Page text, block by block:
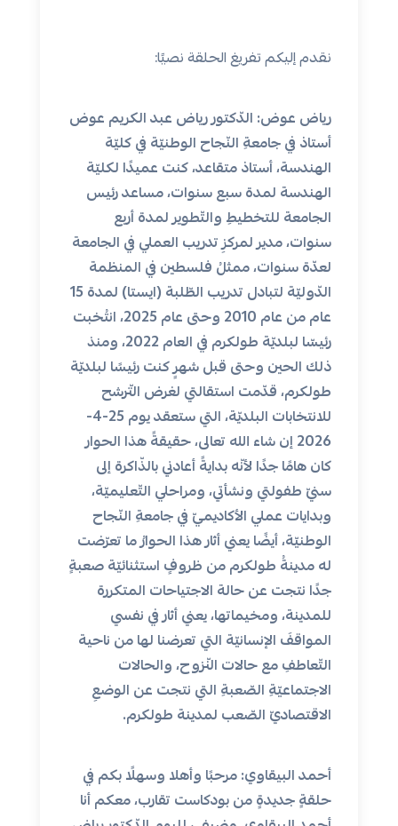
نقدم إليكم تفريغ الحلقة نصيًا:
رياض عوض: الدّكتور رياض عبد الكريم عوض
أستاذ في جامعةِ النّجاح الوطنيّة في كليّة
الهندسة، أستاذ متقاعد، كنت عميدًا لكليّة
الهندسة لمدة سبع سنوات، مساعد رئيس
الجامعة للتخطيطِ والتّطوير لمدة أربع
سنوات، مدير لمركزِ تدريب العملي في الجامعة
لعدّة سنوات، ممثلُ فلسطين في المنظمة
الدّوليّة لتبادل تدريب الطّلبة (ايستا) لمدة 15
عام من عام 2010 وحتى عام 2025، انتُخبت
رئيسّا لبلديّة طولكرم في العام 2022، ومنذ
ذلك الحين وحتى قبل شهرٍ كنت رئيسًا لبلديّة
طولكرم، قدّمت استقالتي لغرض التّرشح
للانتخابات البلديّة، التي ستعقد يوم 25-4-
2026 إن شاء الله تعالى، حقيقةً هذا الحوار
كان هامًا جدًا لأنّه بدايةً أعادني بالذّاكرة إلى
سنيّ طفولتي ونشأتي، ومراحلي التّعليميّة،
وبدايات عملي الأكاديميّ في جامعةِ النّجاح
الوطنيّة، أيضًا يعني أثار هذا الحوارُ ما تعرّضت
له مدينةُ طولكرم من ظروفٍ استثنائيّة صعبةٍ
جدًا نتجت عن حالة الاجتياحات المتكررة
للمدينة، ومخيماتها، يعني أثار في نفسي
المواقفَ الإنسانيّة التي تعرضنا لها من ناحية
التّعاطفِ مع حالات النّزوح، والحالات
الاجتماعيّةِ الصّعبةِ التي نتجت عن الوضعِ
الاقتصاديّ الصّعب لمدينة طولكرم.
أحمد البيقاوي: مرحبًا وأهلا وسهلًا بكم في
حلقةٍ جديدةٍ من بودكاست تقارب، معكم أنا